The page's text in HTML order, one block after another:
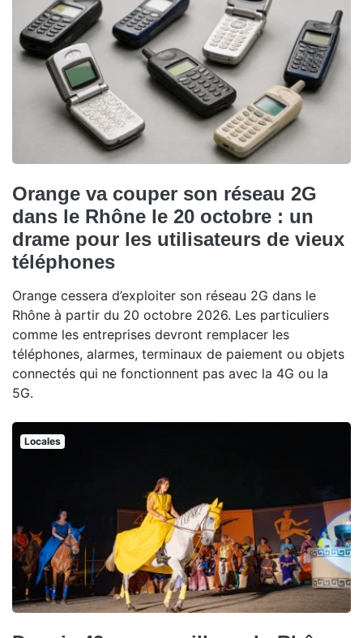
Orange va couper son réseau 2G
dans le Rhône le 20 octobre : un
drame pour les utilisateurs de vieux
téléphones
Orange cessera d’exploiter son réseau 2G dans le
Rhône à partir du 20 octobre 2026. Les particuliers
comme les entreprises devront remplacer les
téléphones, alarmes, terminaux de paiement ou objets
connectés qui ne fonctionnent pas avec la 4G ou la
5G.
Locales